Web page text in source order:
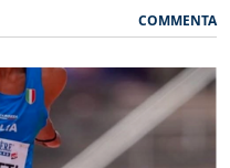
COMMENTA